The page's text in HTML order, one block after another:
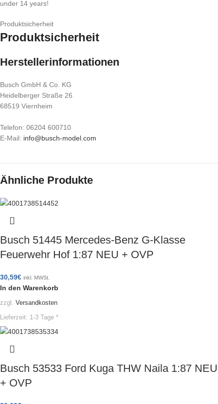
under 14 years!
Produktsicherheit
Produktsicherheit
Herstellerinformationen
Busch GmbH & Co. KG
Heidelberger Straße 26
68519 Viernheim
Telefon: 06204 600710
E-Mail: info@busch-model.com
Ähnliche Produkte
Busch 51445 Mercedes-Benz G-Klasse
Feuerwehr Hof 1:87 NEU + OVP
30,59€ inkl. MWSt.
In den Warenkorb
zzgl. Versandkosten
Lieferzeit: 1-3 Tage *
Busch 53533 Ford Kuga THW Naila 1:87 NEU
+ OVP